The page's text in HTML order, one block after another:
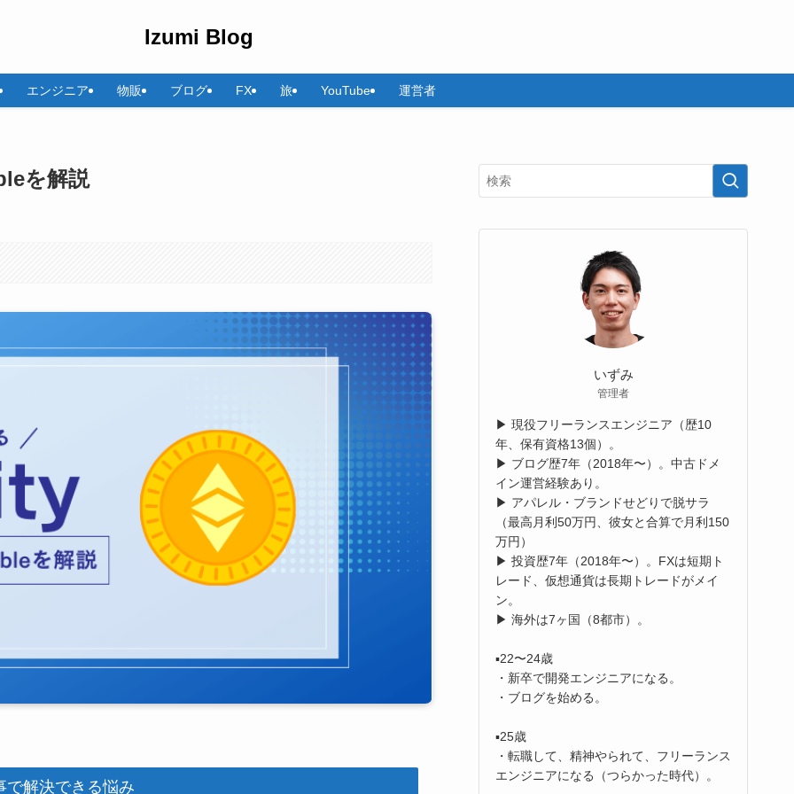
Izumi Blog
エンジニア 物販 ブログ FX 旅 YouTube 運営者
を解説
で解決できる悩み
いずみ
管理者
▶︎ 現役フリーランスエンジニア（歴10
年、保有資格13個）。
▶︎ ブログ歴7年（2018年〜）。中古ドメ
イン運営経験あり。
▶︎ アパレル・ブランドせどりで脱サラ
（最高月利50万円、彼女と合算で月利150
万円）
▶︎ 投資歴7年（2018年〜）。FXは短期ト
レード、仮想通貨は長期トレードがメイ
ン。
▶︎ 海外は7ヶ国（8都市）。
▪️22〜24歳
・新卒で開発エンジニアになる。
・ブログを始める。
▪️25歳
・転職して、精神やられて、フリーランス
エンジニアになる（つらかった時代）。